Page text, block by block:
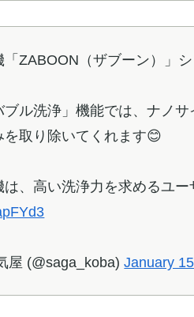
ZABOON（ザブーン）」
ブル洗浄」機能では、ナノ
取り除いてくれます😊
、高い洗浄力を求めるユ
屋 (@saga_koba)January